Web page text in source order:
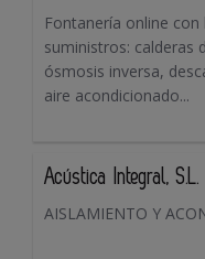
Fontanería online
suministros: calderas
ósmosis inversa,
aire acondicionado...
Acústica Integral, S.L.
AISLAMIENTO Y